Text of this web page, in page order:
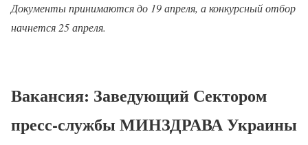
Документы принимаются до 19 апреля, а конкурсный отбор
начнется 25 апреля.
Вакансия: Заведующий Сектором
пресс-службы МИНЗДРАВА Украины